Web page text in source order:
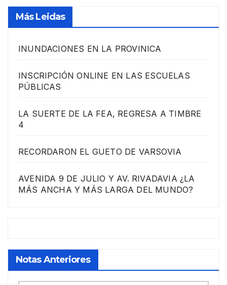
Más Leidas
INUNDACIONES EN LA PROVINICA
INSCRIPCIÓN ONLINE EN LAS ESCUELAS
PÚBLICAS
LA SUERTE DE LA FEA, REGRESA A TIMBRE
4
RECORDARON EL GUETO DE VARSOVIA
AVENIDA 9 DE JULIO Y AV. RIVADAVIA ¿LA
MÁS ANCHA Y MÁS LARGA DEL MUNDO?
Notas Anteriores